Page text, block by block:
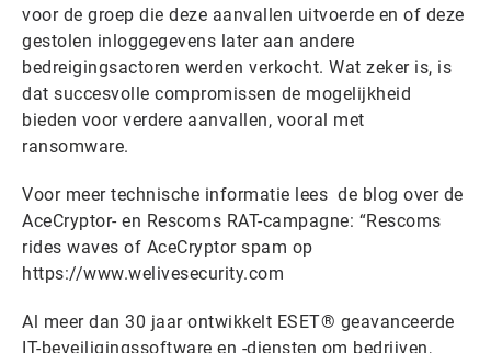
voor de groep die deze aanvallen uitvoerde en of deze
gestolen inloggegevens later aan andere
bedreigingsactoren werden verkocht. Wat zeker is, is
dat succesvolle compromissen de mogelijkheid
bieden voor verdere aanvallen, vooral met
ransomware.
Voor meer technische informatie lees de blog over de
AceCryptor- en Rescoms RAT-campagne: “Rescoms
rides waves of AceCryptor spam op
https://www.welivesecurity.com
Al meer dan 30 jaar ontwikkelt ESET® geavanceerde
IT-beveiligingssoftware en -diensten om bedrijven,